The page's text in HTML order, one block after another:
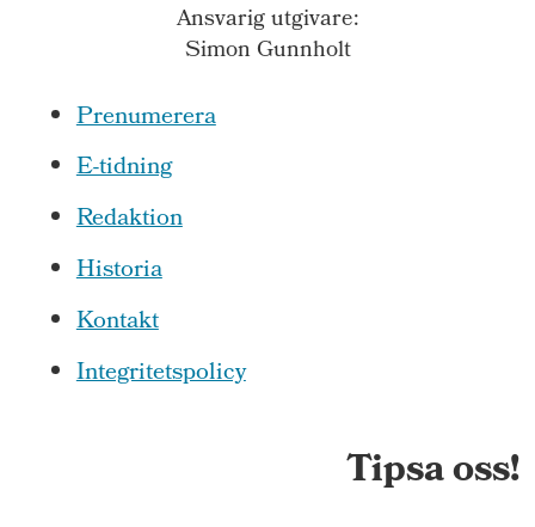
Ansvarig utgivare:
Simon Gunnholt
Prenumerera
E-tidning
Redaktion
Historia
Kontakt
Integritetspolicy
Tipsa oss!